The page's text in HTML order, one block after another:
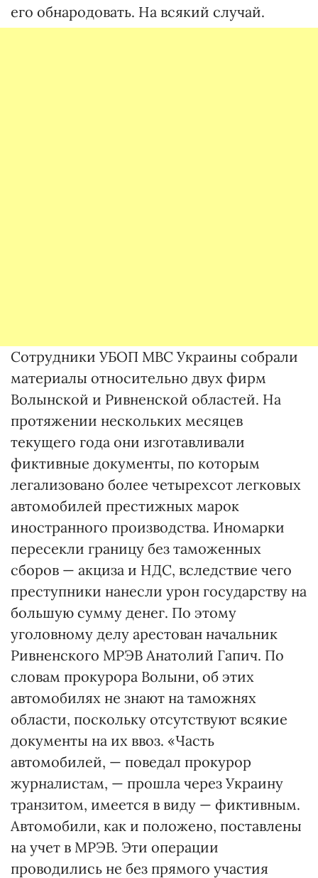
его обнародовать. На всякий случай.
Сотрудники УБОП МВС Украины собрали
материалы относительно двух фирм
Волынской и Ривненской областей. На
протяжении нескольких месяцев
текущего года они изготавливали
фиктивные документы, по которым
легализовано более четырехсот легковых
автомобилей престижных марок
иностранного производства. Иномарки
пересекли границу без таможенных
сборов — акциза и НДС, вследствие чего
преступники нанесли урон государству на
большую сумму денег. По этому
уголовному делу арестован начальник
Ривненского МРЭВ Анатолий Гапич. По
словам прокурора Волыни, об этих
автомобилях не знают на таможнях
области, поскольку отсутствуют всякие
документы на их ввоз. «Часть
автомобилей, — поведал прокурор
журналистам, — прошла через Украину
транзитом, имеется в виду — фиктивным.
Автомобили, как и положено, поставлены
на учет в МРЭВ. Эти операции
проводились не без прямого участия